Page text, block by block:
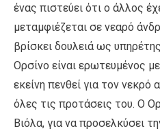
ένας πιστεύει ότι ο άλλος
μεταμφιέζεται σε νεαρό
βρίσκει δουλειά ως
Ορσίνο είναι ερωτευμένος
εκείνη πενθεί για τον νεκρό
όλες τις προτάσεις του. Ο
Βιόλα, για να προσελκύσει